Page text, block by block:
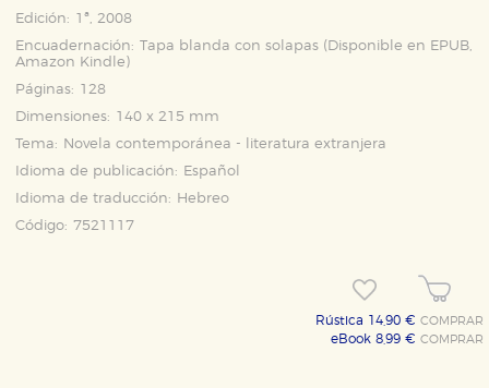
Edición: 1ª, 2008
Encuadernación: Tapa blanda con solapas (Disponible en EPUB,
Amazon Kindle )
Páginas: 128
Dimensiones: 140 x 215 mm
Tema:
Novela contemporánea - literatura extranjera
Idioma de publicación:
Español
Idioma de traducción:
Hebreo
Código: 7521117
Rústica 14,90 €COMPRAR
eBook 8,99 €COMPRAR